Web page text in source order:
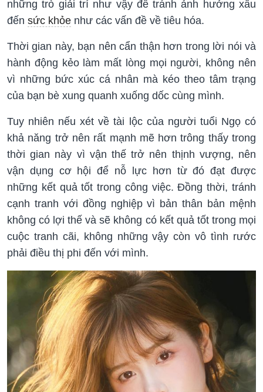
những trò giải trí như vậy để tránh ảnh hưởng xấu
đến sức khỏe như các vấn đề về tiêu hóa.
Thời gian này, bạn nên cẩn thận hơn trong lời nói và
hành động kẻo làm mất lòng mọi người, không nên
vì những bức xúc cá nhân mà kéo theo tâm trạng
của bạn bè xung quanh xuống dốc cùng mình.
Tuy nhiên nếu xét về tài lộc của người tuổi Ngọ có
khả năng trở nên rất mạnh mẽ hơn trông thấy trong
thời gian này vì vận thế trở nên thịnh vượng, nên
vận dụng cơ hội để nỗ lực hơn từ đó đạt được
những kết quả tốt trong công việc. Đồng thời, tránh
cạnh tranh với đồng nghiệp vì bản thân bản mệnh
không có lợi thế và sẽ không có kết quả tốt trong mọi
cuộc tranh cãi, không những vậy còn vô tình rước
phải điều thị phi đến với mình.